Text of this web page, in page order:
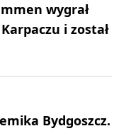
wygrał
i został
Bydgoszcz.